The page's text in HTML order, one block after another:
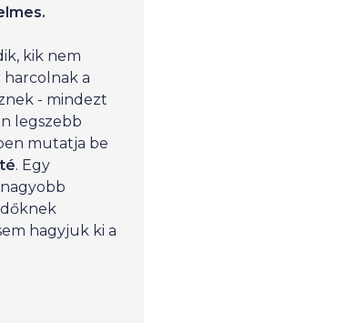
kik nem
harcolnak a
- mindezt
legszebb
mutatja be
. Egy
hagyjuk ki a